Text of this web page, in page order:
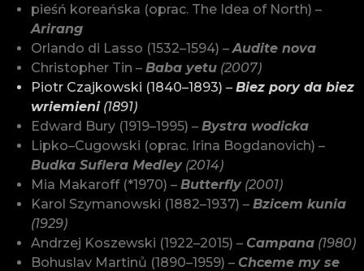
pieśń koreańska (oprac. The Idea of North) –
Arirang
Orlando di Lasso (1532–1594) –Audite nova
Christopher Tin –Baba yetu (2007)
Piotr Czajkowski (1840–1893) –Biez pory da biez
wriemieni(1891)
Edward Bury (1919–1995) –Bystra wodicka
Lipko–Cugowski (oprac. Irina Bogdanovich) –
Budka Suflera Medley(2014)
Mia Makaroff (*1970) –Butterfly(2001)
Karol Szymanowski (1882–1937) –Bzicem kunia
(1929)
Andrzej Koszewski (1922–2015) – Campana (1980)
Bohuslav Martinů (1890–1959) – Chceme my se